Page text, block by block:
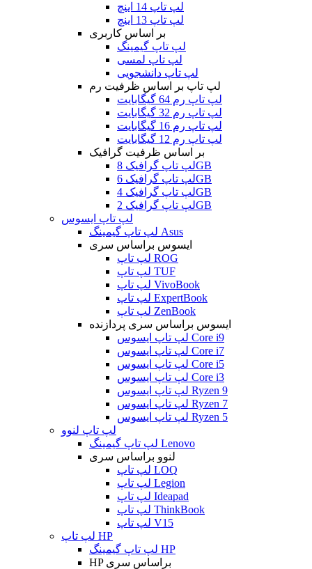
لپ تاپ 14 اینچ
لپ تاپ 13 اینچ
بر اساس کاربری
لپ تاپ گیمینگ
لپ تاپ لمسی
لپ تاپ دانشجویی
لپ تاپ بر اساس ظرفیت رم
لپ تاپ رم 64 گیگابایت
لپ تاپ رم 32 گیگابایت
لپ تاپ رم 16 گیگابایت
لپ تاپ رم 12 گیگابایت
بر اساس ظرفیت گرافیک
لپ تاپ گرافیک 8GB
لپ تاپ گرافیک 6GB
لپ تاپ گرافیک 4GB
لپ تاپ گرافیک 2GB
لپ تاپ ایسوس
لپ تاپ گیمینگ Asus
ایسوس براساس سری
لپ تاپ ROG
لپ تاپ TUF
لپ تاپ VivoBook
لپ تاپ ExpertBook
لپ تاپ ZenBook
ایسوس براساس سری پردازنده
لپ تاپ ایسوس Core i9
لپ تاپ ایسوس Core i7
لپ تاپ ایسوس Core i5
لپ تاپ ایسوس Core i3
لپ تاپ ایسوس Ryzen 9
لپ تاپ ایسوس Ryzen 7
لپ تاپ ایسوس Ryzen 5
لپ تاپ لنوو
لپ تاپ گیمینگ Lenovo
لنوو براساس سری
لپ تاپ LOQ
لپ تاپ Legion
لپ تاپ Ideapad
لپ تاپ ThinkBook
لپ تاپ V15
لپ تاپ HP
لپ تاپ گیمینگ HP
HP براساس سری